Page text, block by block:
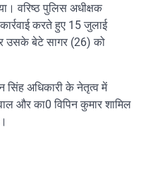
वरिष्ठ पुलिस अधीक्षक
करते हुए 15 जुलाई
उसके बेटे सागर (26) को
सिंह अधिकारी के नेतृत्व में
और का0 विपिन कुमार शामिल